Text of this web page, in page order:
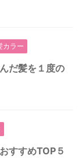
カラー
だ髪を１度の
すすめTOP５